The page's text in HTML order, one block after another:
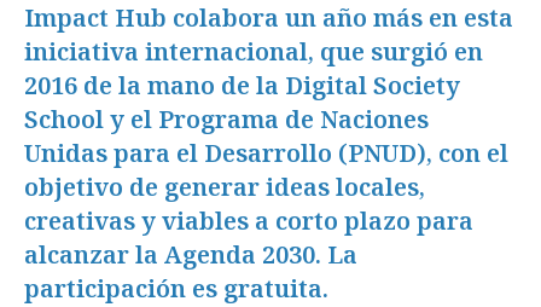
Impact Hub colabora un año más en esta
iniciativa internacional, que surgió en
2016 de la mano de la Digital Society
School y el Programa de Naciones
Unidas para el Desarrollo (PNUD), con el
objetivo de generar ideas locales,
creativas y viables a corto plazo para
alcanzar la Agenda 2030. La
participación es gratuita.